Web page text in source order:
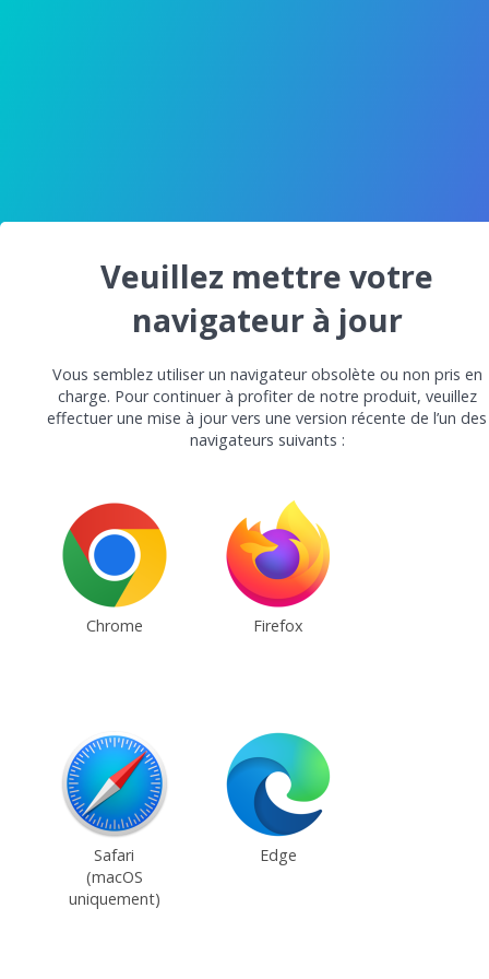
Veuillez mettre votre
navigateur à jour
Vous semblez utiliser un navigateur obsolète ou non pris en
charge. Pour continuer à profiter de notre produit, veuillez
effectuer une mise à jour vers une version récente de l’un des
navigateurs suivants :
Chrome Firefox
Safari
(macOS
uniquement)
Edge